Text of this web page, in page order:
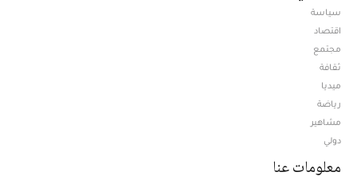
سياسة
اقتصاد
مجتمع
ثقافة
ميديا
رياضة
مشاهير
دولي
معلومات عنا